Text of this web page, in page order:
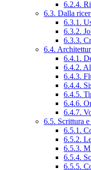
6.2.4.
6.3. Dalla
6.3.1.
6.3.2.
6.3.3.
6.4.
6.4.1.
6.4.2.
6.4.3.
6.4.4.
6.4.5.
6.4.6.
6.4.7.
6.5. Scrittura
6.5.1.
6.5.2.
6.5.3.
6.5.4.
6.5.5.